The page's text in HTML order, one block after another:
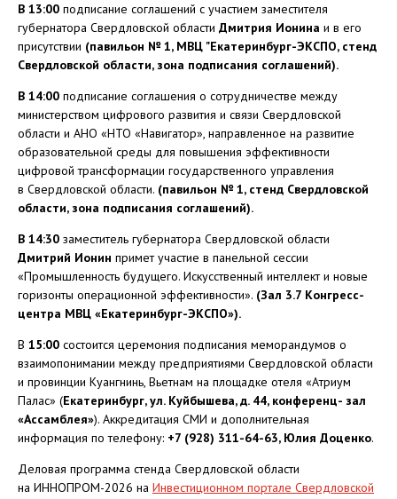
В 13:00 подписание соглашений с участием заместителя
губернатора Свердловской области Дмитрия Ионина и в его
присутствии (павильон № 1, МВЦ "Екатеринбург-ЭКСПО, стенд
Свердловской области, зона подписания соглашений).
В 14:00 подписание соглашения о сотрудничестве между
министерством цифрового развития и связи Свердловской
области и АНО «НТО «Навигатор», направленное на развитие
образовательной среды для повышения эффективности
цифровой трансформации государственного управления
в Свердловской области. (павильон № 1, стенд Свердловской
области, зона подписания соглашений).
В 14:30 заместитель губернатора Свердловской области
Дмитрий Ионин примет участие в панельной сессии
«Промышленность будущего. Искусственный интеллект и новые
горизонты операционной эффективности». (Зал 3.7 Конгресс-
центра МВЦ «Екатеринбург-ЭКСПО»).
В 15:00 состоится церемония подписания меморандумов о
взаимопонимании между предприятиями Свердловской области
и провинции Куангнинь, Вьетнам на площадке отеля «Атриум
Палас» (Екатеринбург, ул. Куйбышева, д. 44, конференц- зал
«Ассамблея»). Аккредитация СМИ и дополнительная
информация по телефону: +7 (928) 311-64-63, Юлия Доценко.
Деловая программа стенда Свердловской области
на ИННОПРОМ-2026 на Инвестиционном портале Свердловской